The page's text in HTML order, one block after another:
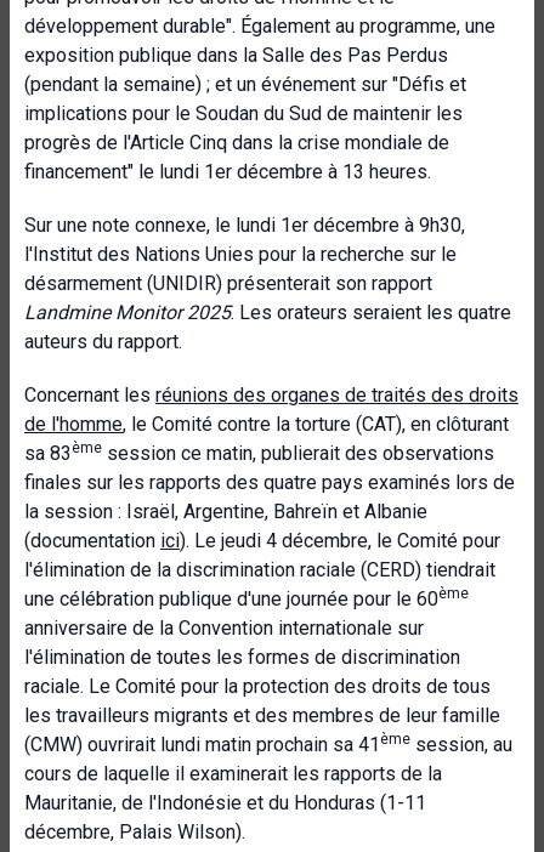
développement durable". Également au programme, une
exposition publique dans la Salle des Pas Perdus
(pendant la semaine) ; et un événement sur "Défis et
implications pour le Soudan du Sud de maintenir les
progrès de l'Article Cinq dans la crise mondiale de
financement" le lundi 1er décembre à 13 heures.
Sur une note connexe, le lundi 1er décembre à 9h30,
l'Institut des Nations Unies pour la recherche sur le
désarmement (UNIDIR) présenterait son rapport
Landmine Monitor 2025. Les orateurs seraient les quatre
auteurs du rapport.
Concernant les réunions des organes de traités des droits
de l'homme, le Comité contre la torture (CAT), en clôturant
sa 83ème session ce matin, publierait des observations
finales sur les rapports des quatre pays examinés lors de
la session : Israël, Argentine, Bahreïn et Albanie
(documentation ici). Le jeudi 4 décembre, le Comité pour
l'élimination de la discrimination raciale (CERD) tiendrait
une célébration publique d'une journée pour le 60ème
anniversaire de la Convention internationale sur
l'élimination de toutes les formes de discrimination
raciale. Le Comité pour la protection des droits de tous
les travailleurs migrants et des membres de leur famille
(CMW) ouvrirait lundi matin prochain sa 41ème session, au
cours de laquelle il examinerait les rapports de la
Mauritanie, de l'Indonésie et du Honduras (1-11
décembre, Palais Wilson).